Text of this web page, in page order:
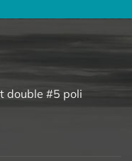
double #5 poli